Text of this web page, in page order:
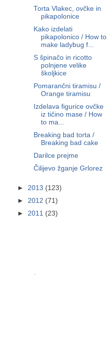
Torta Vlakec, ovčke in
pikapolonice
Kako izdelati
pikapolonico / How to
make ladybug f...
S špinačo in ricotto
polnjene velike
školjkice
Pomarančni tiramisu /
Orange tiramisu
Izdelava figurice ovčke
iz tičino mase / How
to ma...
Breaking bad torta /
Breaking bad cake
Darilce prejme
Čilijevo žganje Grlorez
► 2013 (123)
► 2012 (71)
► 2011 (23)